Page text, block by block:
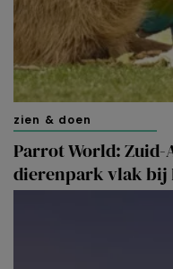
zien & doen
Parrot World:
dierenpark vlak bij